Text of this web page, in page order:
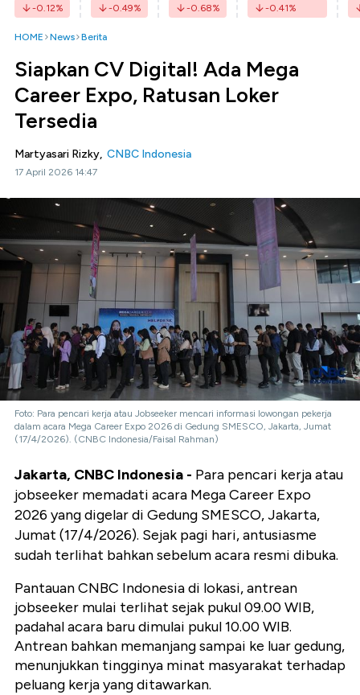
-0.12% -0.49% -0.68% -0.41%
HOME News Berita
Siapkan CV Digital! Ada Mega
Career Expo, Ratusan Loker
Tersedia
Martyasari Rizky, CNBC Indonesia
17 April 2026 14:47
Foto: Para pencari kerja atau Jobseeker mencari informasi lowongan pekerja
dalam acara Mega Career Expo 2026 di Gedung SMESCO, Jakarta, Jumat
(17/4/2026). (CNBC Indonesia/Faisal Rahman)
Jakarta, CNBC Indonesia - Para pencari kerja atau
jobseeker memadati acara Mega Career Expo
2026 yang digelar di Gedung SMESCO, Jakarta,
Jumat (17/4/2026). Sejak pagi hari, antusiasme
sudah terlihat bahkan sebelum acara resmi dibuka.
Pantauan CNBC Indonesia di lokasi, antrean
jobseeker mulai terlihat sejak pukul 09.00 WIB,
padahal acara baru dimulai pukul 10.00 WIB.
Antrean bahkan memanjang sampai ke luar gedung,
menunjukkan tingginya minat masyarakat terhadap
peluang kerja yang ditawarkan.